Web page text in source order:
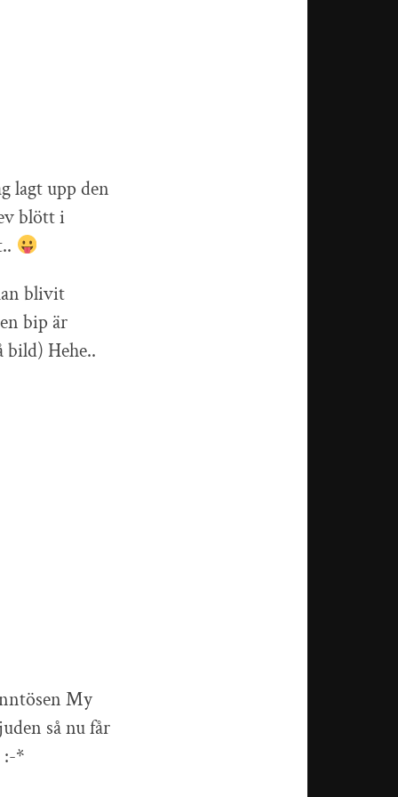
lagt upp den
blött i
blivit
bip är
bild) Hehe..
My
så nu får
:-*